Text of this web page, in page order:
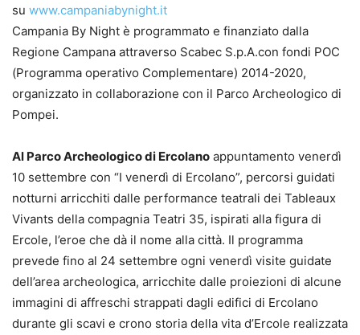
su www.campaniabynight.it
Campania By Night è programmato e finanziato dalla
Regione Campana attraverso Scabec S.p.A.con fondi POC
(Programma operativo Complementare) 2014-2020,
organizzato in collaborazione con il Parco Archeologico di
Pompei.
Al Parco Archeologico di Ercolano appuntamento venerdì
10 settembre con “I venerdì di Ercolano”, percorsi guidati
notturni arricchiti dalle performance teatrali dei Tableaux
Vivants della compagnia Teatri 35, ispirati alla figura di
Ercole, l’eroe che dà il nome alla città. Il programma
prevede fino al 24 settembre ogni venerdì visite guidate
dell’area archeologica, arricchite dalle proiezioni di alcune
immagini di affreschi strappati dagli edifici di Ercolano
durante gli scavi e crono storia della vita d’Ercole realizzata